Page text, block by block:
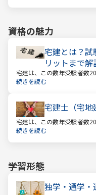
資格の魅力
宅建とは？試
リットまで解
宅建は、この数年受験者数
産業に携わる人をはじめ、
続きを読む
宅建士（宅
宅建は、この数年受験者数
産業に携わる人をはじめ、
続きを読む
学習形態
独学・通学・